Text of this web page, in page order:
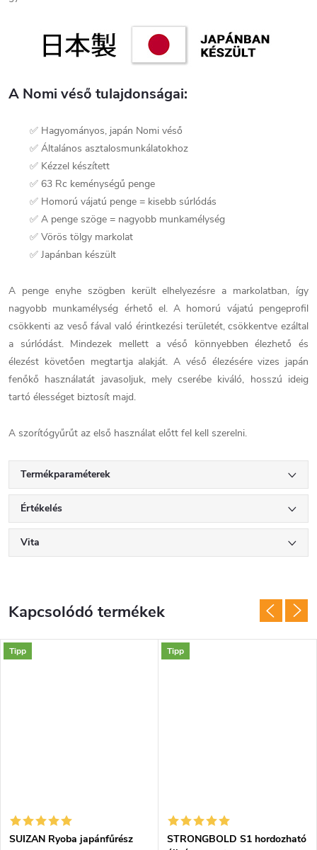
A Nomi véső tulajdonságai:
✅ Hagyományos, japán Nomi véső
✅ Általános asztalosmunkálatokhoz
✅ Kézzel készített
✅ 63 Rc keménységű penge
✅ Homorú vájatú penge = kisebb súrlódás
✅ A penge szöge = nagyobb munkamélység
✅ Vörös tölgy markolat
✅ Japánban készült
A penge enyhe szögben került elhelyezésre a markolatban, így
nagyobb munkamélység érhető el. A homorú vájatú pengeprofil
csökkenti az veső fával való érintkezési területét, csökkentve ezáltal
a súrlódást. Mindezek mellett a véső könnyebben élezhető és
élezést követően megtartja alakját. A véső élezésére vizes japán
fenőkő használatát javasoljuk, mely cserébe kiváló, hosszú ideig
tartó élességet biztosít majd.
A szorítógyűrűt az első használat előtt fel kell szerelni.
Termékparaméterek
Értékelés
Vita
Kapcsolódó termékek
Tipp
SUIZAN Ryoba japánfűrész
Tipp
STRONGBOLD S1 hordozható